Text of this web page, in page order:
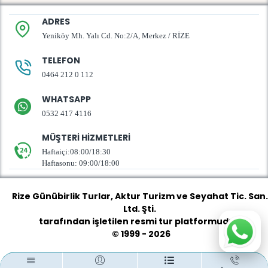
ADRES
Yeniköy Mh. Yalı Cd. No:2/A, Merkez / RİZE
TELEFON
0464 212 0 112
WHATSAPP
0532 417 4116
MÜŞTERI HIZMETLERI
Haftaiçi:08:00/18:30
Haftasonu: 09:00/18:00
Rize Günübirlik Turlar, Aktur Turizm ve Seyahat Tic. San.
Ltd. Şti.
tarafından işletilen resmi tur platformudur.
© 1999 - 2026